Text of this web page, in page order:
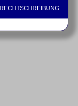
RECHTSCHREIBUNG